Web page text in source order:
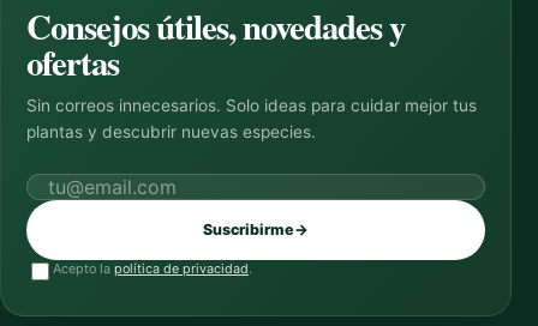
Consejos útiles, novedades y
ofertas
Sin correos innecesarios. Solo ideas para cuidar mejor tus
plantas y descubrir nuevas especies.
Correo electrónico
Suscribirme→
Acepto la política de privacidad.